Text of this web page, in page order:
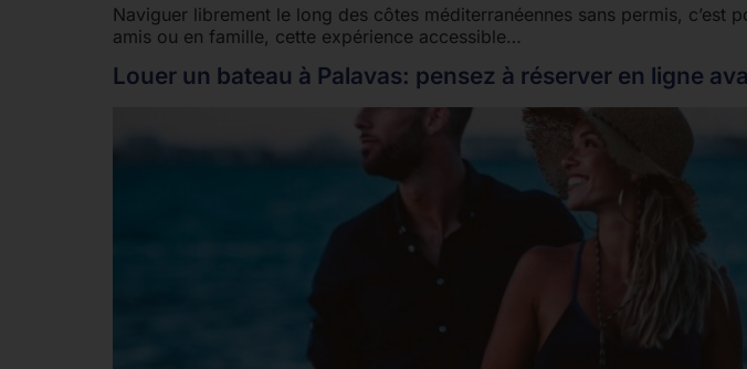
Naviguer librement le long des côtes méditerranéennes sans permis, c’est
amis ou en famille, cette expérience accessible…
Louer un bateau à Palavas: pensez à réserver en ligne